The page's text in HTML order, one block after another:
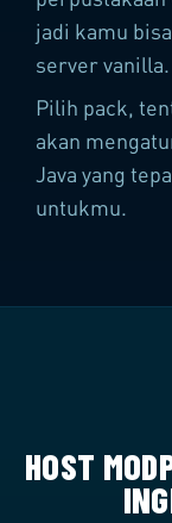
jadi kamu
server vanilla.
Pilih pack,
akan
Java yang
untukmu.
HOST